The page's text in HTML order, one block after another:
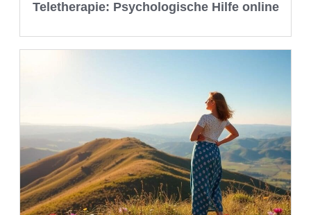
Teletherapie: Psychologische Hilfe online